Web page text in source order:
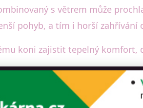
s větrem může
pohyb, a tím i horší zahřívání
koni zajistit tepelný komfort,